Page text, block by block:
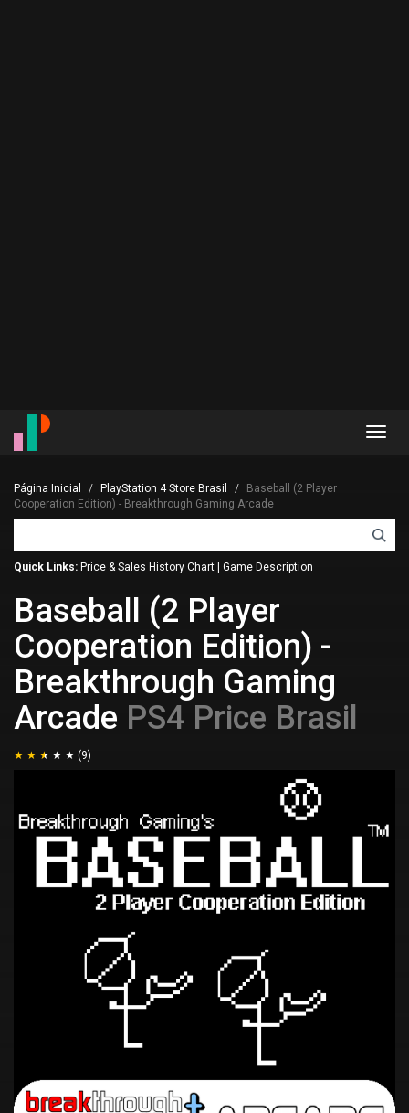
Página Inicial PlayStation 4 Store Brasil
Baseball (2 Player
Cooperation Edition) - Breakthrough Gaming Arcade
Quick Links: Price & Sales History Chart Game Description
Baseball (2 Player
Cooperation Edition) -
Breakthrough Gaming
Arcade PS4 Price Brasil
(9)